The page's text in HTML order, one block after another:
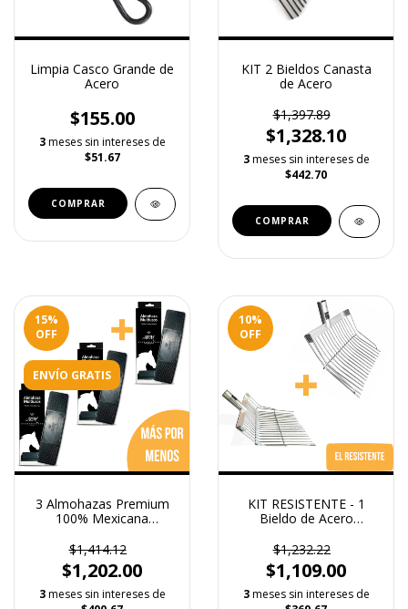
Limpia Casco Grande de
Acero
$155.00
3 meses sin intereses de
$51.67
KIT 2 Bieldos Canasta
de Acero
$1,397.89
$1,328.10
3 meses sin intereses de
$442.70
15%
OFF
ENVÍO GRATIS
3 Almohazas Premium
100% Mexicana
$1,414.12
$1,202.00
3 meses sin intereses de
10%
OFF
KIT RESISTENTE - 1
Bieldo de Acero
Bieldo de Acero
Galvanizado Normal
$1,232.22
$1,109.00
3 meses sin intereses de